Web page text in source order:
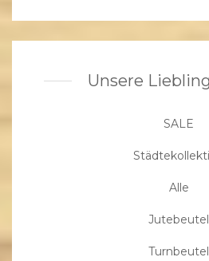
Unsere
SALE
Alle
Jutebeutel
Turnbeutel